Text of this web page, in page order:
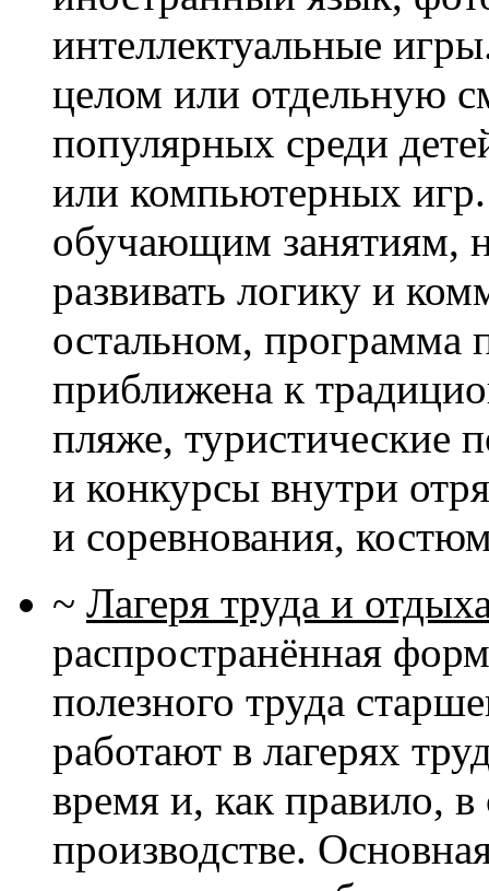
интеллектуальные
целом или отдельную
популярных среди
или компьютерных
обучающим занятиям,
развивать логику и
остальном, программа
приближена к
пляже, туристические
и конкурсы внутри
и соревнования,
~ Лагеря труда и
распространённая
полезного труда
работают в лагерях
время и, как правило, в
производстве.